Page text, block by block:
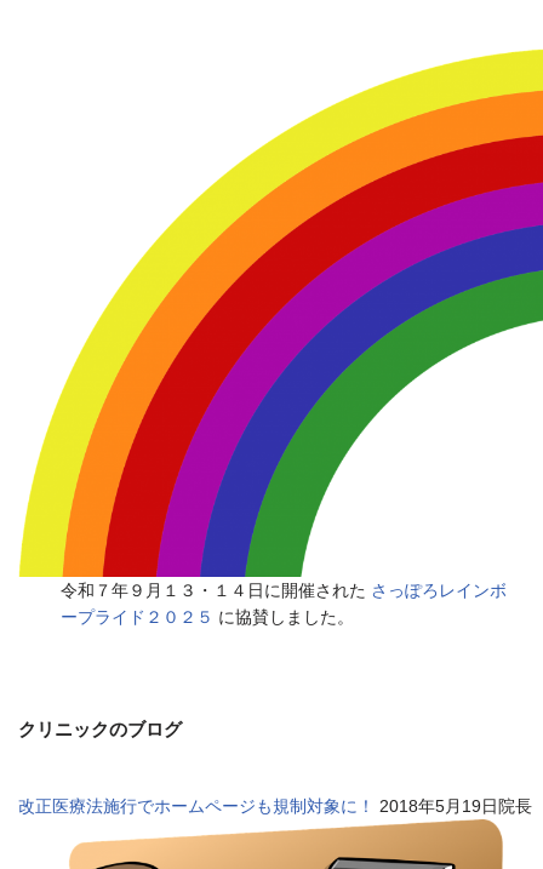
令和７年９月１３・１４日に開催された さっぽろレインボ
ープライド２０２５ に協賛しました。
クリニックのブログ
改正医療法施行でホームページも規制対象に！ 2018年5月19日院長